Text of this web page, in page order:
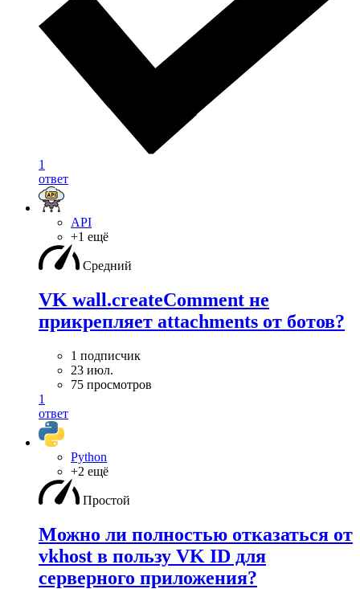
1
ответ
API
+1 ещё
Средний
VK wall.createComment не
прикрепляет attachments от ботов?
1 подписчик
23 июл.
75 просмотров
1
ответ
Python
+2 ещё
Простой
Можно ли полностью отказаться от
vkhost в пользу VK ID для
серверного приложения?